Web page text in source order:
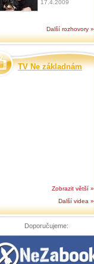
17.4.2009
Další rozhovory »
TV Ne základnám
Zobrazit větší »
Další videa »
Doporučujeme: